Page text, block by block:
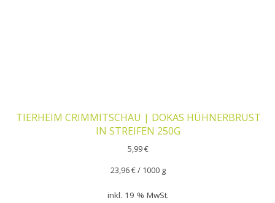
TIERHEIM CRIMMITSCHAU | DOKAS HÜHNERBRUST
IN STREIFEN 250G
5,99€
23,96€/ 1000 g
inkl. 19 % MwSt.